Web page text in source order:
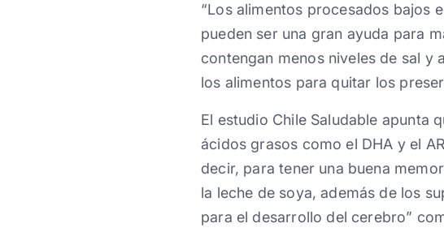
“Los alimentos procesados bajos
pueden ser una gran ayuda para
contengan menos niveles de sal y
los alimentos para quitar los
El estudio Chile Saludable apunta
ácidos grasos como el DHA y el
decir, para tener una buena
la leche de soya, además de los
para el desarrollo del cerebro”